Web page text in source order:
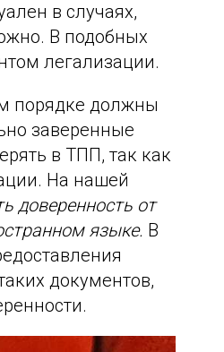
в случаях,
В подобных
легализации.
порядке должны
заверенные
в ТПП, так как
На нашей
доверенность от
языке. В
документов,